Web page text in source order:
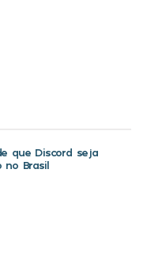
que Discord seja
no Brasil